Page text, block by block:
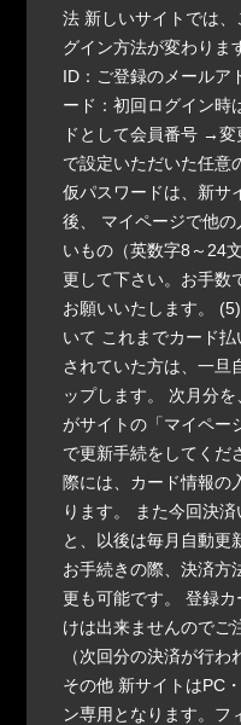
法 新しいサイトでは、
グイン方法が変わりま
ID：ご登録のメールア
ード：初回ログイン時
ドとして会員番号 →変
で設定いただいた任意
仮パスワードは、新サ
後、 マイページで他の
いもの（英数字8～24
更して下さい。お手数
お願いいたします。
いて これまでカード
されていた方は、一旦
ップします。 次月分
がサイトの「マイペー
で更新手続をしてくだ
際には、カード情報の
ります。 また今回決
と、以後は毎月自動更
お手続きの際、決済方
更も可能です。 登録
けは出来ませんのでご
（次回分の決済が行わ
その他 新サイトはPC
ン専用となります。フ